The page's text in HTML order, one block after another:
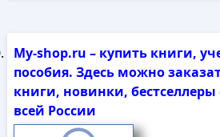
My-shop.ru – купить книги,
пособия. Здесь можно
книги, новинки, бестселлеры
всей России